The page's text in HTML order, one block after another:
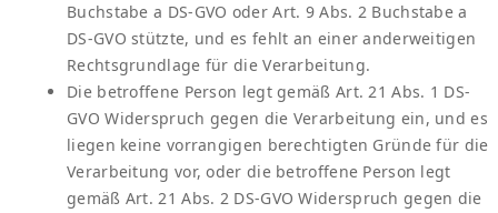
Buchstabe a DS-GVO oder Art. 9 Abs. 2 Buchstabe a
DS-GVO stützte, und es fehlt an einer anderweitigen
Rechtsgrundlage für die Verarbeitung.
Die betroffene Person legt gemäß Art. 21 Abs. 1 DS-
GVO Widerspruch gegen die Verarbeitung ein, und es
liegen keine vorrangigen berechtigten Gründe für die
Verarbeitung vor, oder die betroffene Person legt
gemäß Art. 21 Abs. 2 DS-GVO Widerspruch gegen die